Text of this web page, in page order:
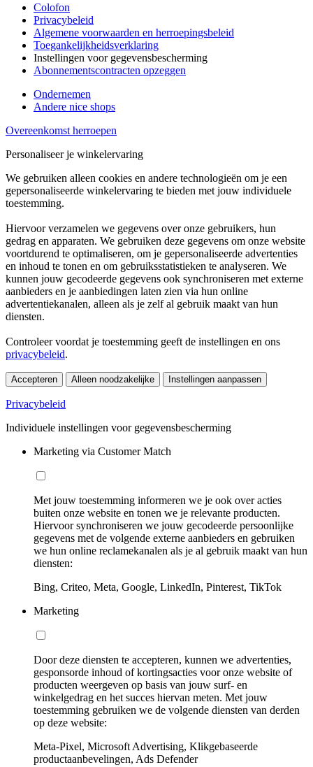
Colofon
Privacybeleid
Algemene voorwaarden en herroepingsbeleid
Toegankelijkheidsverklaring
Instellingen voor gegevensbescherming
Abonnementscontracten opzeggen
Ondernemen
Andere nice shops
Overeenkomst herroepen
Personaliseer je winkelervaring
We gebruiken alleen cookies en andere technologieën om je een
gepersonaliseerde winkelervaring te bieden met jouw individuele
toestemming.
Hiervoor verzamelen we gegevens over onze gebruikers, hun
gedrag en apparaten. We gebruiken deze gegevens om onze website
voortdurend te optimaliseren, om je gepersonaliseerde advertenties
en inhoud te tonen en om gebruiksstatistieken te analyseren. We
kunnen jouw gecodeerde gegevens ook synchroniseren met externe
aanbieders en je aanbiedingen laten zien via hun online
advertentiekanalen, alleen als je zelf al gebruik maakt van hun
diensten.
Controleer voordat je toestemming geeft de instellingen en ons
privacybeleid.
Accepteren Alleen noodzakelijke Instellingen aanpassen
Privacybeleid
Individuele instellingen voor gegevensbescherming
Marketing via Customer Match
Met jouw toestemming informeren we je ook over acties
buiten onze website en tonen we je relevante producten.
Hiervoor synchroniseren we jouw gecodeerde persoonlijke
gegevens met de volgende externe aanbieders en gebruiken
we hun online reclamekanalen als je al gebruik maakt van hun
diensten:
Bing, Criteo, Meta, Google, LinkedIn, Pinterest, TikTok
Marketing
Door deze diensten te accepteren, kunnen we advertenties,
gesponsorde inhoud of kortingsacties voor onze website of
producten weergeven op basis van jouw surf- en
winkelgedrag en het succes hiervan meten. Met jouw
toestemming gebruiken we de volgende diensten van derden
op deze website:
Meta-Pixel, Microsoft Advertising, Klikgebaseerde
productaanbevelingen, Ads Defender